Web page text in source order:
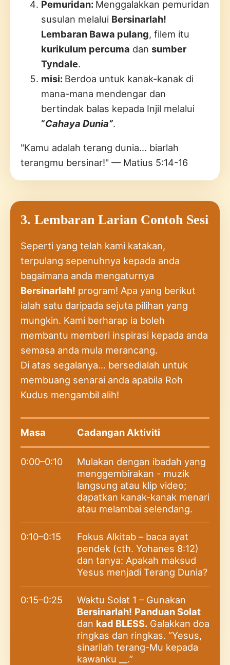
Pemuridan: Menggalakkan pemuridan
susulan melalui Bersinarlah!
Lembaran Bawa pulang, filem itu
kurikulum percuma dan sumber
Tyndale.
misi: Berdoa untuk kanak-kanak di
mana-mana mendengar dan
bertindak balas kepada Injil melalui
“Cahaya Dunia”.
"Kamu adalah terang dunia… biarlah
terangmu bersinar!" — Matius 5:14-16
3. Lembaran Larian Contoh Sesi
Seperti yang telah kami katakan,
terpulang sepenuhnya kepada anda
bagaimana anda mengaturnya
Bersinarlah! program! Apa yang berikut
ialah satu daripada sejuta pilihan yang
mungkin. Kami berharap ia boleh
membantu memberi inspirasi kepada anda
semasa anda mula merancang.
Di atas segalanya… bersedialah untuk
membuang senarai anda apabila Roh
Kudus mengambil alih!
Masa Cadangan Aktiviti
0:00–0:10
Mulakan dengan ibadah yang
menggembirakan - muzik
langsung atau klip video;
dapatkan kanak-kanak menari
atau melambai selendang.
0:10–0:15
Fokus Alkitab – baca ayat
pendek (cth. Yohanes 8:12)
dan tanya: Apakah maksud
Yesus menjadi Terang Dunia?
0:15–0:25
Waktu Solat 1 – Gunakan
Bersinarlah! Panduan Solat
dan kad BLESS. Galakkan doa
ringkas dan ringkas. “Yesus,
sinarilah terang-Mu kepada
kawanku __.”